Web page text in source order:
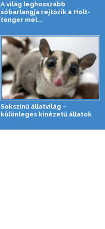
A világ leghosszabb
sóbarlangja rejtőzik a Holt-
tenger mel...
Sokszínű állatvilág –
különleges kinézetű állatok